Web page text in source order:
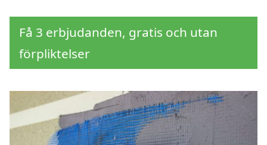
Få 3 erbjudanden, gratis och utan
förpliktelser